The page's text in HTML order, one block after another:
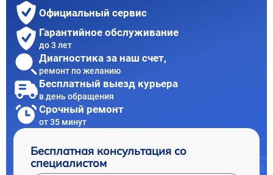
Официальный сервис
Гарантийное обслуживание
до 3 лет
Диагностика за наш счет,
ремонт по желанию
Бесплатный выезд курьера
в день обращения
Срочный ремонт
от 35 минут
Бесплатная консультация со
специалистом